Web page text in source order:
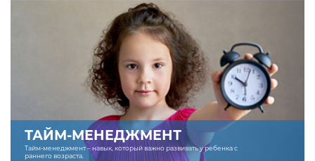
ТАЙМ-МЕНЕДЖМЕНТ
Тайм-менеджмент – навык, который важно развивать у ребенка с
раннего возраста.